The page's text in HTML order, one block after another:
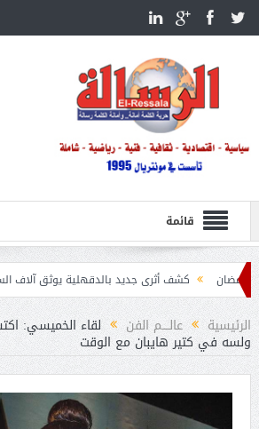
قائمة
كشف أثرى جديد بالدقهلية يوثق آلاف السنين من
الرئيسية عالــــم الفن لقاء الخميسي:
ولسه في كتير هايبان مع الوقت